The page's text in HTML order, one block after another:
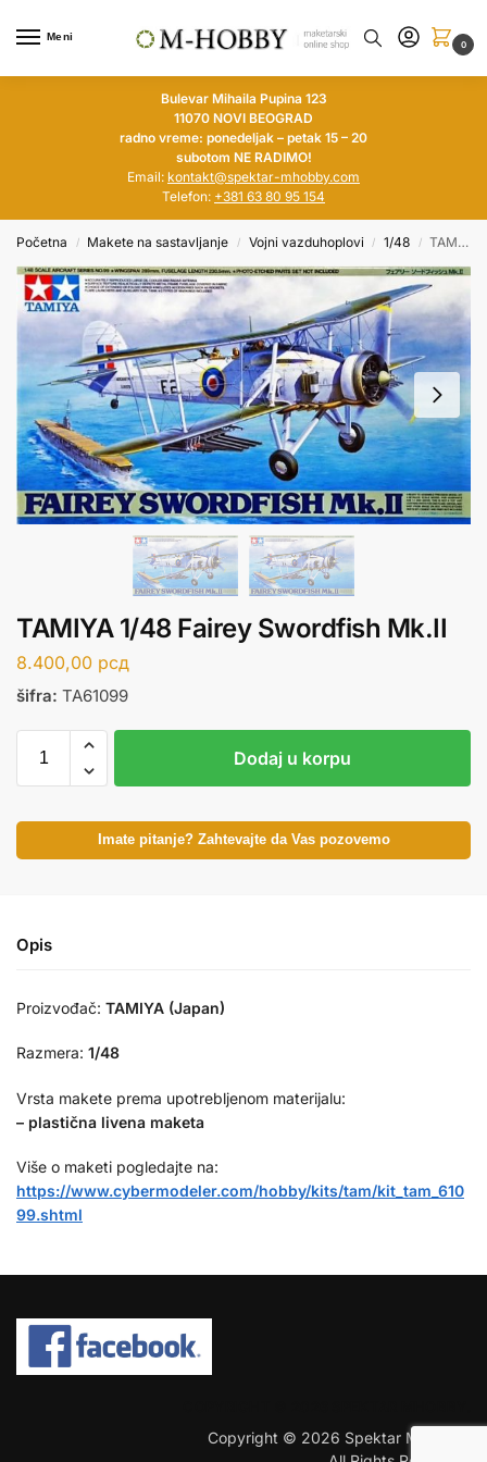
Meni
0
Bulevar Mihaila Pupina 123
11070 NOVI BEOGRAD
radno vreme: ponedeljak – petak 15 – 20
subotom NE RADIMO!
Email: kontakt@spektar-mhobby.com
Telefon: +381 63 80 95 154
Početna / Makete na sastavljanje / Vojni vazduhoplovi / 1/48 / TAMIYA 1/48 Fairey Swordfish Mk.II
TAMIYA 1/48 Fairey Swordfish Mk.II
8.400,00 рсд
šifra: TA61099
Dodaj u korpu
Imate pitanje? Zahtevajte da Vas pozovemo
Opis
Proizvođač: TAMIYA (Japan)
Razmera: 1/48
Vrsta makete prema upotrebljenom materijalu:
– plastična livena maketa
Više o maketi pogledajte na:
https://www.cybermodeler.com/hobby/kits/tam/kit_tam_610
99.shtml
Copyright © 2026 Spektar MHobby.